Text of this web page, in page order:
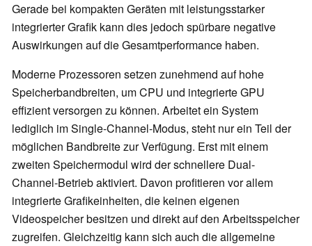
Gerade bei kompakten Geräten mit leistungsstarker
integrierter Grafik kann dies jedoch spürbare negative
Auswirkungen auf die Gesamtperformance haben.
Moderne Prozessoren setzen zunehmend auf hohe
Speicherbandbreiten, um CPU und integrierte GPU
effizient versorgen zu können. Arbeitet ein System
lediglich im Single-Channel-Modus, steht nur ein Teil der
möglichen Bandbreite zur Verfügung. Erst mit einem
zweiten Speichermodul wird der schnellere Dual-
Channel-Betrieb aktiviert. Davon profitieren vor allem
integrierte Grafikeinheiten, die keinen eigenen
Videospeicher besitzen und direkt auf den Arbeitsspeicher
zugreifen. Gleichzeitig kann sich auch die allgemeine